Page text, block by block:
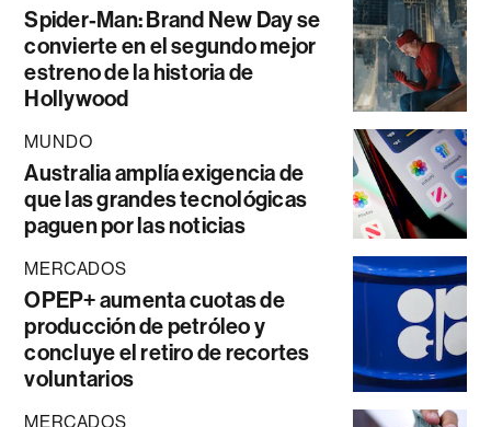
Spider-Man: Brand New Day se
convierte en el segundo mejor
estreno de la historia de
Hollywood
MUNDO
Australia amplía exigencia de
que las grandes tecnológicas
paguen por las noticias
MERCADOS
OPEP+ aumenta cuotas de
producción de petróleo y
concluye el retiro de recortes
voluntarios
MERCADOS